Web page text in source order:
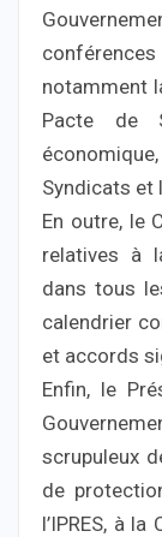
notamment
Pacte de
Syndicats et
En outre, le
relatives à
dans tous
calendrier
et accords
Enfin, le
scrupuleux
de
l’IPRES, à